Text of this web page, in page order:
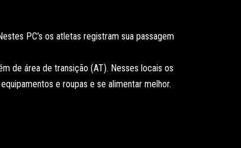
PC’s os atletas registram sua passagem
de área de transição (AT). Nesses locais os
e roupas e se alimentar melhor.